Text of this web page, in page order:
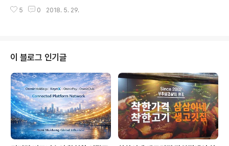
어떤 상관관계가 있을까 궁금하시리라 봅니다. 약간이라도
업자(12개월), 법인사업자(36개월) 가구업 자동차, 오토바
하는 방법을 말합니다. 경제가 어려울수록 카드할부의 이
용은 증가하기 마련입니다. 이에 맞게 적절하게 활용한다
면 귀사의 매출은 증가합니다. 현재 저희 고객사는 70,00
0 여 군데 이상입니다. 이런 마케팅을 하는 데 있어서 어려
운 점은 개인사업자나 법인사업자의 한도가 없다는 것인데
저희가 어느 정도 도움을 드리고..
5 0 2018. 5. 29.
이 블로그 인기글